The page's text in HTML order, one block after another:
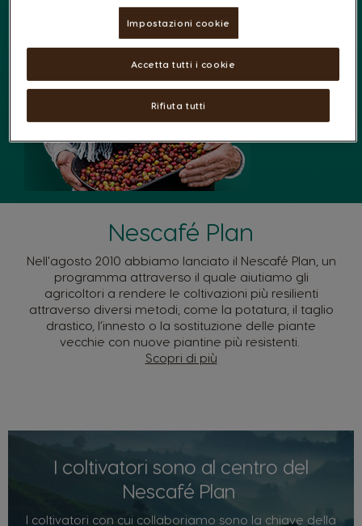
Nescafé Plan
Nell'agosto 2010 abbiamo lanciato il Nescafé Plan, un
programma attraverso il quale aiutiamo gli
agricoltori a rendere le coltivazioni più resilienti
attraverso diversi metodi, come la potatura, il taglio
drastico, l’innesto o la sostituzione delle piante
vecchie con nuove piantine più resistenti.
Scopri di più
I coltivatori sono al centro del
Nescafé Plan
I coltivatori con cui collaboriamo sono la chiave della
Impostazioni cookie
Rifiuta tutti
Accetta tutti i cookie